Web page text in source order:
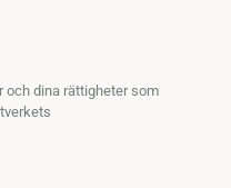
och dina rättigheter som